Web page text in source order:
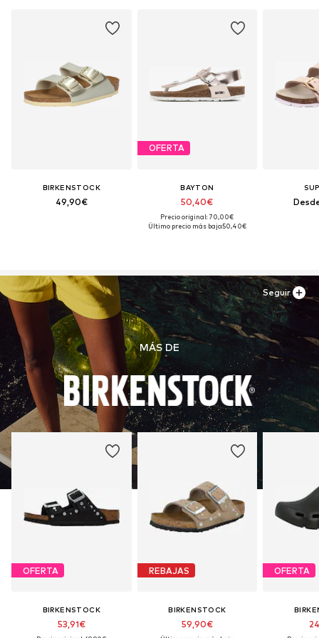
BIRKENSTOCK
49,90€
OFERTA
BAYTON
50,40€
Precio original: 70,00€
Último precio más bajo:50,40€
MÁS DE
OFERTA
BIRKENSTOCK
53,91€
REBAJAS
BIRKENSTOCK
59,90€
OFERTA
Seguir